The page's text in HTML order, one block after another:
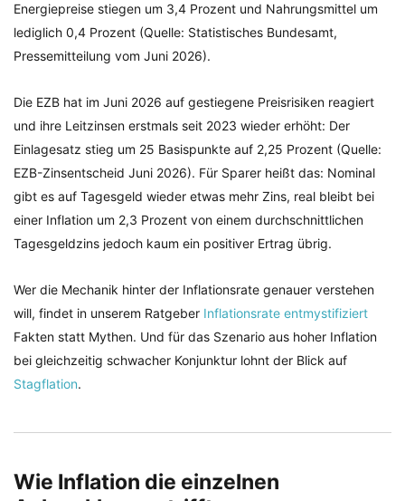
Energiepreise stiegen um 3,4 Prozent und Nahrungsmittel um
lediglich 0,4 Prozent (Quelle: Statistisches Bundesamt,
Pressemitteilung vom Juni 2026).
Die EZB hat im Juni 2026 auf gestiegene Preisrisiken reagiert
und ihre Leitzinsen erstmals seit 2023 wieder erhöht: Der
Einlagesatz stieg um 25 Basispunkte auf 2,25 Prozent (Quelle:
EZB-Zinsentscheid Juni 2026). Für Sparer heißt das: Nominal
gibt es auf Tagesgeld wieder etwas mehr Zins, real bleibt bei
einer Inflation um 2,3 Prozent von einem durchschnittlichen
Tagesgeldzins jedoch kaum ein positiver Ertrag übrig.
Wer die Mechanik hinter der Inflationsrate genauer verstehen
will, findet in unserem Ratgeber Inflationsrate entmystifiziert
Fakten statt Mythen. Und für das Szenario aus hoher Inflation
bei gleichzeitig schwacher Konjunktur lohnt der Blick auf
Stagflation.
Wie Inflation die einzelnen